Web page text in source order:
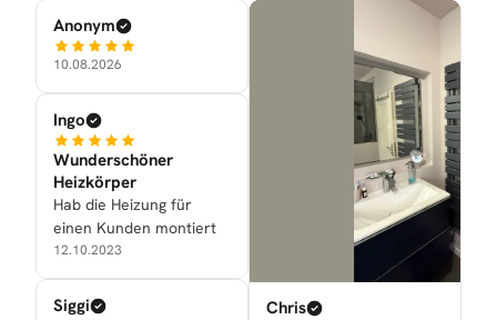
Anonym
10.08.2026
Ingo
Wunderschöner
Heizkörper
Hab die Heizung für
einen Kunden montiert
12.10.2023
Siggi
Chris